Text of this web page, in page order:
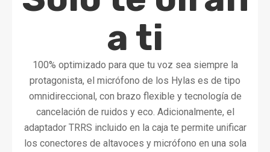
a ti
100% optimizado para que tu voz sea siempre la
protagonista, el micrófono de los Hylas es de tipo
omnidireccional, con brazo flexible y tecnología de
cancelación de ruidos y eco. Adicionalmente, el
adaptador TRRS incluido en la caja te permite unificar
los conectores de altavoces y micrófono en una sola